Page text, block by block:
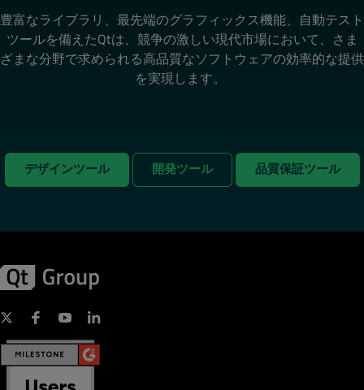
豊富なライブラリ、最先端のグラフィックス機能、自動テスト
ツールを備えたQtは、競争の激しい現代市場において、さま
ざまな分野で求められる高品質なソフトウェアの効率的な提供
を実現します。
デザインツール 開発ツール 品質保証ツール